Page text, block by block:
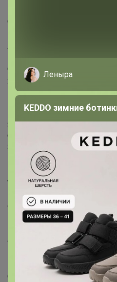
трехмерную и более
С левой внутренней
хранения сумок для хранения.
Подходит для
воздухе, таких как отпуск и
является огнестойким или
будьте осторожны при
Защита от ультрафиолета
18830-2009. Защита,
может снизиться при
также при растяжении или
Прочная
обладает хорошими
противопроникающих
водостойкий агент на
относительно прочно, даже
используется) и стирается
водонепроницаемость все
(но по мере увеличения
Леныра
KEDDO зимние